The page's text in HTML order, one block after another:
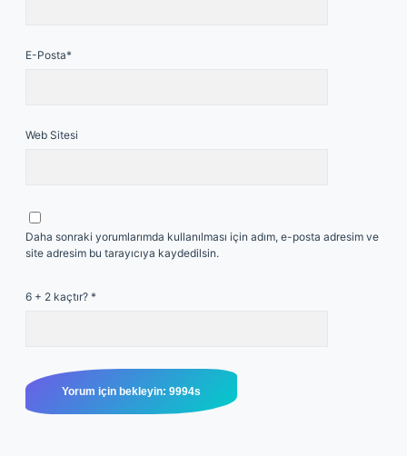
E-Posta*
Web Sitesi
Daha sonraki yorumlarımda kullanılması için adım, e-posta adresim ve
site adresim bu tarayıcıya kaydedilsin.
6 + 2 kaçtır? *